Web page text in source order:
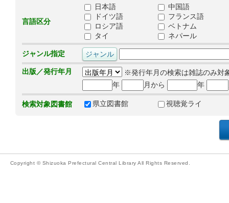
言語区分
日本語
中国語
ドイツ語
フランス語
ロシア語
ベトナム
タイ
ネパール
ジャンル指定
出版／発行年月
※発行年月の検索は雑誌のみ対
年
月から 年
検索対象図書館 県立図書館 視聴覚ライ
Copyright © Shizuoka Prefectural Central Library All Rights Reserved.